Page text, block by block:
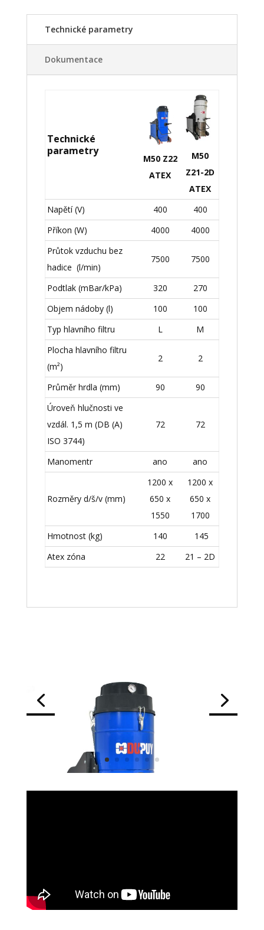
Technické parametry
Dokumentace
Technické
parametry
M50 Z22
ATEX
M50
Z21-2D
ATEX
Napětí (V)
400
400
Příkon (W)
4000
4000
Průtok vzduchu bez
hadice (l/min)
7500 7500
Podtlak (mBar/kPa) 320
270
Objem nádoby (l)
100
100
Typ hlavního filtru
L
M
Plocha hlavního filtru
(m²)
2 2
Průměr hrdla (mm) 90
90
Úroveň hlučnosti ve
vzdál. 1,5 m (DB (A)
ISO 3744)
72 72
Manomentr ano ano
Rozměry d/š/v (mm)
1200 x
650 x
1550
1200 x
650 x
1700
Hmotnost (kg)
140
145
Atex zóna
22 21 – 2D